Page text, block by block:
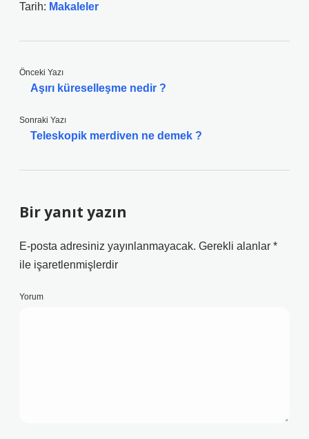
Tarih: Makaleler
Önceki Yazı
Aşırı küreselleşme nedir ?
Sonraki Yazı
Teleskopik merdiven ne demek ?
Bir yanıt yazın
E-posta adresiniz yayınlanmayacak. Gerekli alanlar *
ile işaretlenmişlerdir
Yorum